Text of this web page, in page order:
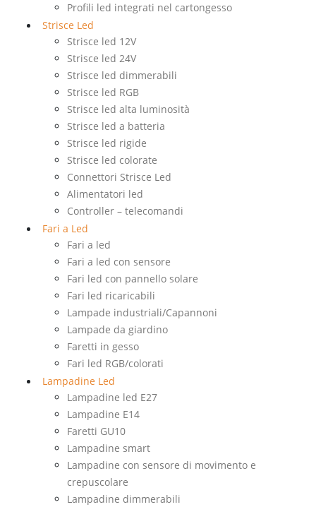
Profili led integrati nel cartongesso
Strisce Led
Strisce led 12V
Strisce led 24V
Strisce led dimmerabili
Strisce led RGB
Strisce led alta luminosità
Strisce led a batteria
Strisce led rigide
Strisce led colorate
Connettori Strisce Led
Alimentatori led
Controller – telecomandi
Fari a Led
Fari a led
Fari a led con sensore
Fari led con pannello solare
Fari led ricaricabili
Lampade industriali/Capannoni
Lampade da giardino
Faretti in gesso
Fari led RGB/colorati
Lampadine Led
Lampadine led E27
Lampadine E14
Faretti GU10
Lampadine smart
Lampadine con sensore di movimento e
crepuscolare
Lampadine dimmerabili